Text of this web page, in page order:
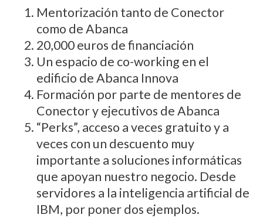
Mentorización tanto de Conector
como de Abanca
20,000 euros de financiación
Un espacio de co-working en el
edificio de Abanca Innova
Formación por parte de mentores de
Conector y ejecutivos de Abanca
“Perks”, acceso a veces gratuito y a
veces con un descuento muy
importante a soluciones informáticas
que apoyan nuestro negocio. Desde
servidores a la inteligencia artificial de
IBM, por poner dos ejemplos.